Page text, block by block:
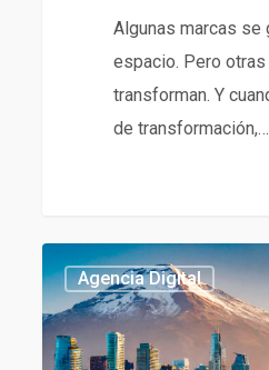
Algunas marcas se
espacio. Pero otras
transforman. Y
de transformación,…
Agencia
digital
en
Chile
Agencia Digital